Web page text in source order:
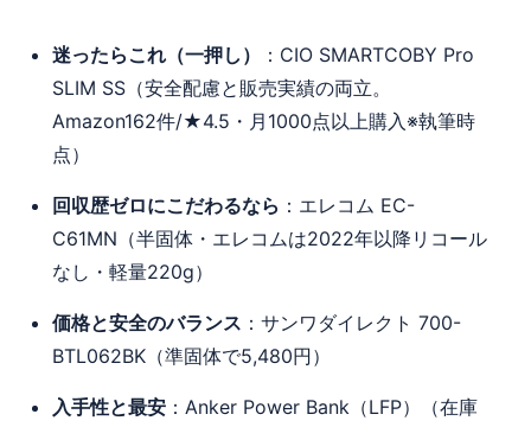
迷ったらこれ（一押し）
：CIO SMARTCOBY Pro
SLIM SS（安全配慮と販売実績の両立。
Amazon162件/★4.5・月1000点以上購入※執筆時
点）
回収歴ゼロにこだわるなら ：エレコム EC-
C61MN（半固体・エレコムは2022年以降リコール
なし・軽量220g）
価格と安全のバランス ：サンワダイレクト 700-
BTL062BK（準固体で5,480円）
入手性と最安 ：Anker Power Bank（LFP）（在庫